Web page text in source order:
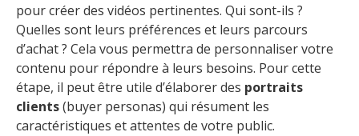
pour créer des vidéos pertinentes. Qui sont-ils ?
Quelles sont leurs préférences et leurs parcours
d’achat ? Cela vous permettra de personnaliser votre
contenu pour répondre à leurs besoins. Pour cette
étape, il peut être utile d’élaborer des portraits
clients(buyer personas) qui résument les
caractéristiques et attentes de votre public.